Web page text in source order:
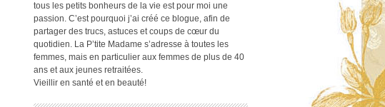
tous les petits bonheurs de la vie est pour moi une
passion. C’est pourquoi j’ai créé ce blogue, afin de
partager des trucs, astuces et coups de cœur du
quotidien. La P’tite Madame s’adresse à toutes les
femmes, mais en particulier aux femmes de plus de 40
ans et aux jeunes retraitées.
Vieillir en santé et en beauté!